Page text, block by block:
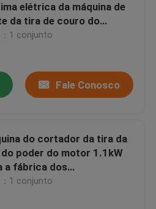
elétrica da máquina de
da tira de couro do
：1 conjunto
Fale Conosco
do cortador da tira da
poder do motor 1.1kW
a fábrica dos
pano da barraca
：1 conjunto